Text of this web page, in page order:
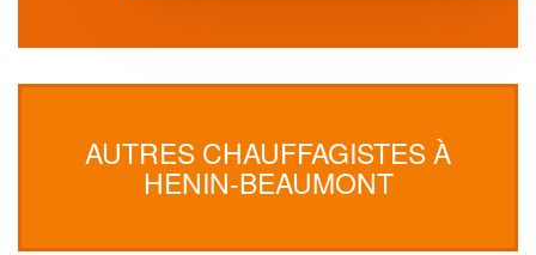
AUTRES CHAUFFAGISTES À
HENIN-BEAUMONT